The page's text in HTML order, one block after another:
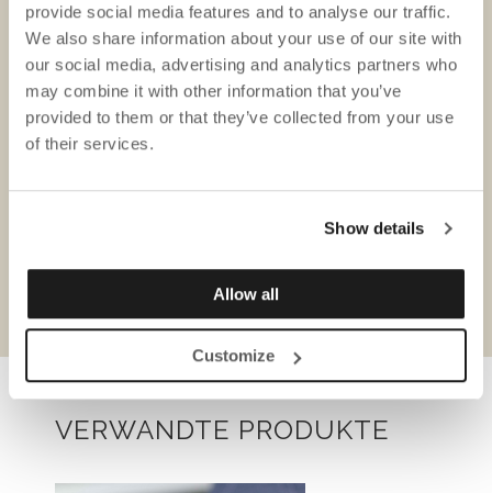
provide social media features and to analyse our traffic.
We also share information about your use of our site with
our social media, advertising and analytics partners who
may combine it with other information that you’ve
provided to them or that they’ve collected from your use
of their services.
Show details
Allow all
Customize
VERWANDTE PRODUKTE